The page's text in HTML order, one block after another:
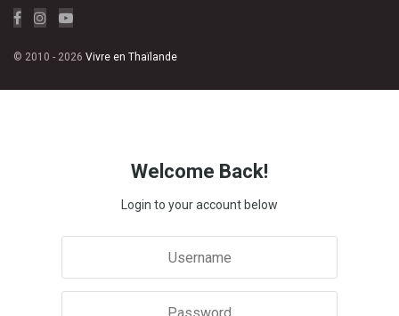
© 2010 - 2026 Vivre en Thaïlande
Welcome Back!
Login to your account below